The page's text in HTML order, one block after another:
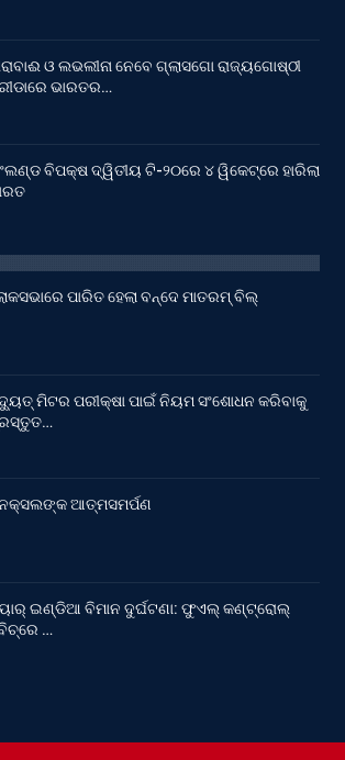
ଓ ଲଭଲୀନା ନେବେ ଗ୍ଲାସଗୋ ରାଜ୍ୟଗୋଷ୍ଠୀ
ଭାରତର…
ବିପକ୍ଷ ଦ୍ୱିତୀୟ ଟି-୨୦ରେ ୪ ୱିକେଟ୍‌ରେ ହାରିଲା
ପାରିତ ହେଲା ବନ୍ଦେ ମାତରମ୍‌ ବିଲ୍‌
ମିଟର ପରୀକ୍ଷା ପାଇଁ ନିୟମ ସଂଶୋଧନ କରିବାକୁ
ଆତ୍ମସମର୍ପଣ
ଇଣ୍ଡିଆ ବିମାନ ଦୁର୍ଘଟଣା: ଫୁଏଲ୍‌ କଣ୍ଟ୍ରୋଲ୍‌
…